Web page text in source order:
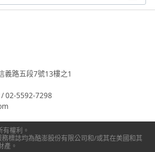
義路五段7號13樓之1
02-5592-7298
權利。
標誌均為酷澎股份有限公司和/或其在美國和其
產。